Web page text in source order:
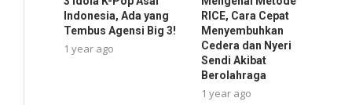
Indonesia, Ada yang
Tembus Agensi Big 3!
1 year ago
RICE, Cara Cepat
Menyembuhkan
Cedera dan Nyeri
Sendi Akibat
Berolahraga
1 year ago